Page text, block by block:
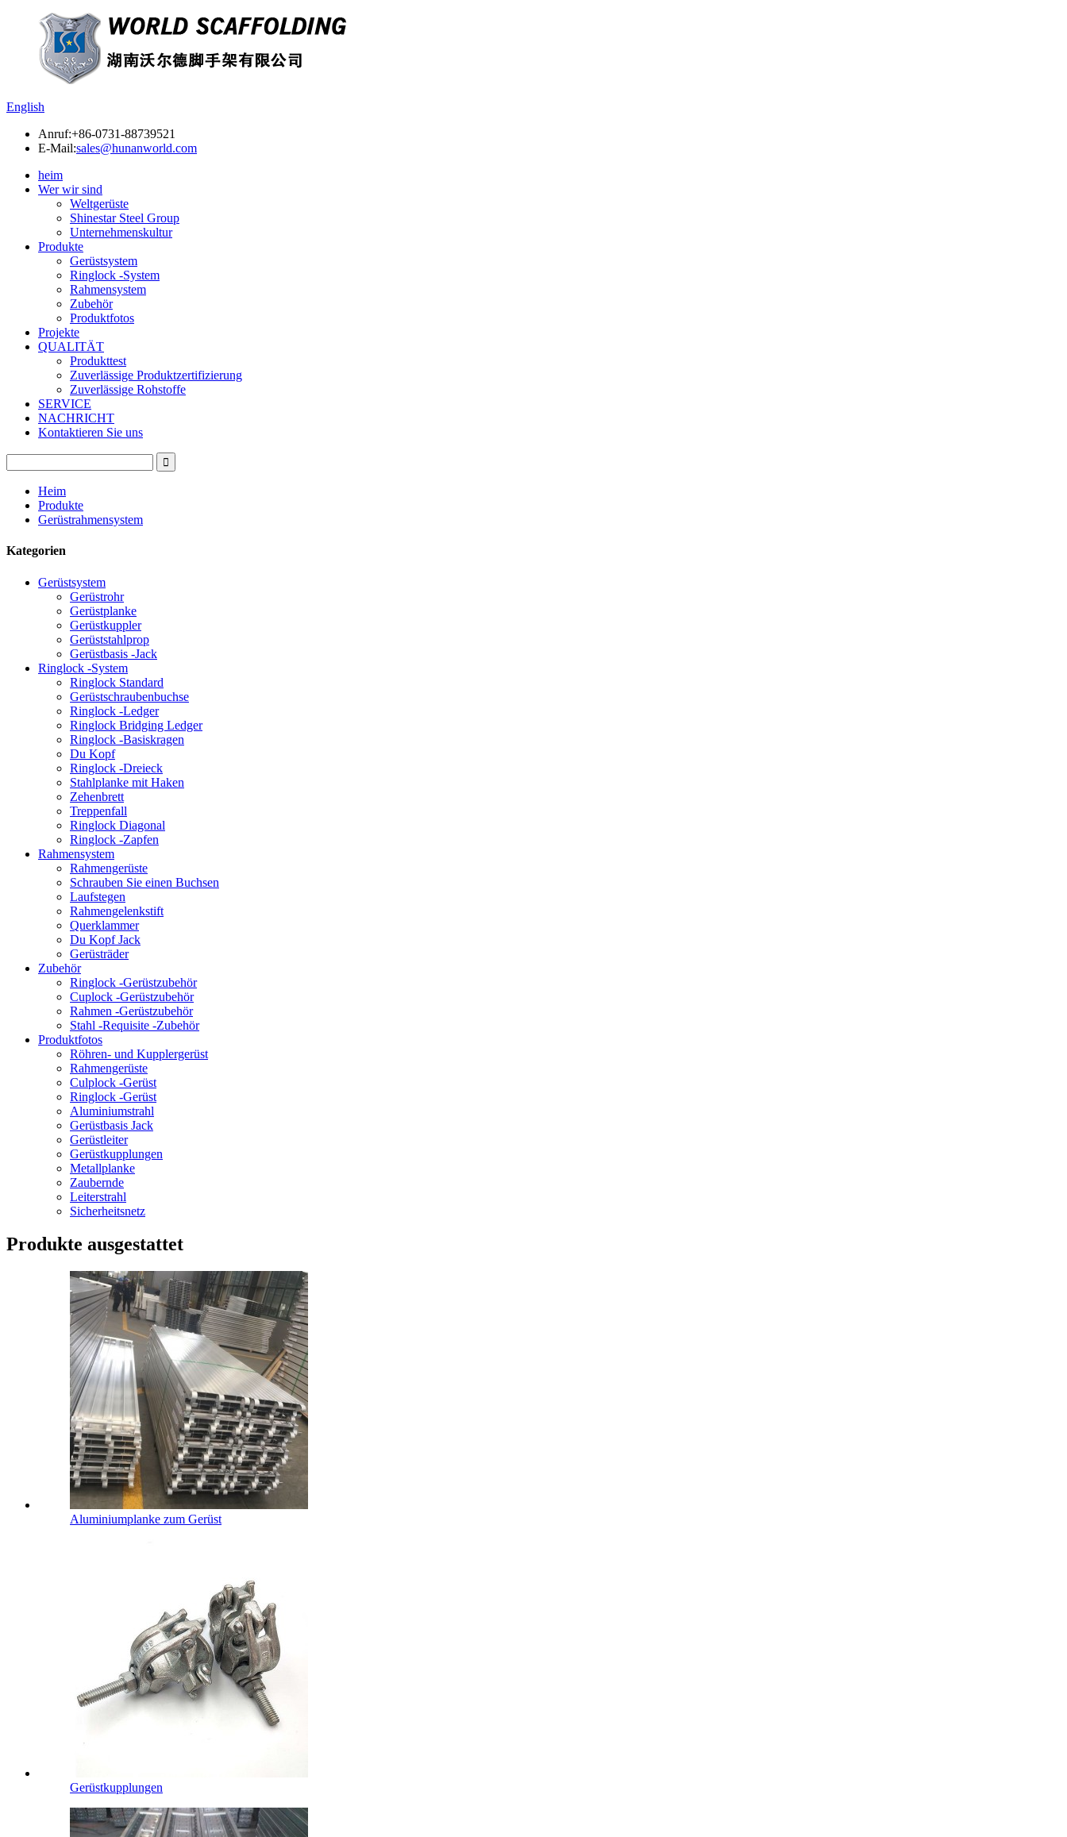
English
Anruf:+86-0731-88739521
E-Mail:sales@hunanworld.com
heim
Wer wir sind
Weltgerüste
Shinestar Steel Group
Unternehmenskultur
Produkte
Gerüstsystem
Ringlock -System
Rahmensystem
Zubehör
Produktfotos
Projekte
QUALITÄT
Produkttest
Zuverlässige Produktzertifizierung
Zuverlässige Rohstoffe
SERVICE
NACHRICHT
Kontaktieren Sie uns
Heim
Produkte
Gerüstrahmensystem
Kategorien
Gerüstsystem
Gerüstrohr
Gerüstplanke
Gerüstkuppler
Gerüststahlprop
Gerüstbasis -Jack
Ringlock -System
Ringlock Standard
Gerüstschraubenbuchse
Ringlock -Ledger
Ringlock Bridging Ledger
Ringlock -Basiskragen
Du Kopf
Ringlock -Dreieck
Stahlplanke mit Haken
Zehenbrett
Treppenfall
Ringlock Diagonal
Ringlock -Zapfen
Rahmensystem
Rahmengerüste
Schrauben Sie einen Buchsen
Laufstegen
Rahmengelenkstift
Querklammer
Du Kopf Jack
Gerüsträder
Zubehör
Ringlock -Gerüstzubehör
Cuplock -Gerüstzubehör
Rahmen -Gerüstzubehör
Stahl -Requisite -Zubehör
Produktfotos
Röhren- und Kupplergerüst
Rahmengerüste
Culplock -Gerüst
Ringlock -Gerüst
Aluminiumstrahl
Gerüstbasis Jack
Gerüstleiter
Gerüstkupplungen
Metallplanke
Zaubernde
Leiterstrahl
Sicherheitsnetz
Produkte ausgestattet
Aluminiumplanke zum Gerüst
Gerüstkupplungen